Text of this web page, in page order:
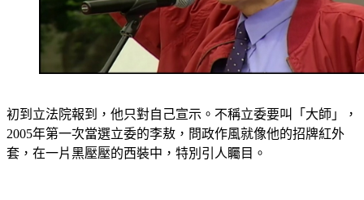
初到立法院報到，他只對自己宣示。不稱立委要叫「大師」，
2005年第一次當選立委的李敖，問政作風就像他的招牌紅外
套，在一片黑壓壓的西裝中，特別引人矚目。